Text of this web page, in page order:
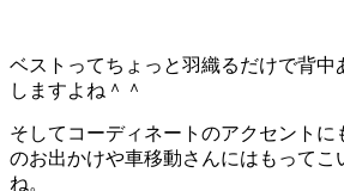
ベストってちょっと羽織るだけで背中
しますよね＾＾
そしてコーディネートのアクセント
のお出かけや車移動さんにはもってこ
ね。